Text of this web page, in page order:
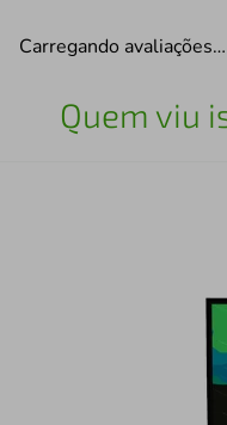
Carregando avaliações…
Quem viu